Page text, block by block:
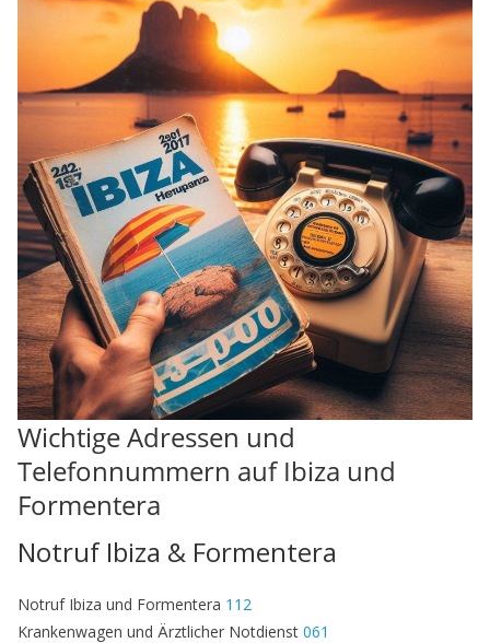
Wichtige Adressen und
Telefonnummern auf Ibiza und
Formentera
Notruf Ibiza & Formentera
Notruf Ibiza und Formentera 112
Krankenwagen und Ärztlicher Notdienst 061